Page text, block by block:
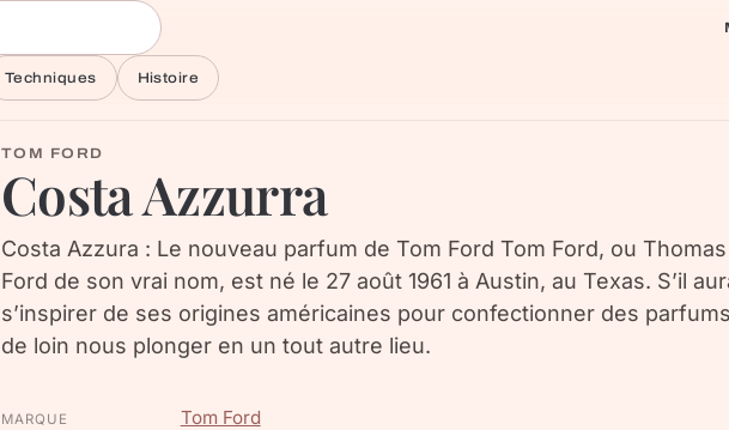
Techniques Histoire
TOM FORD
Costa Azzurra
Costa Azzura : Le nouveau parfum de Tom Ford Tom Ford, ou
Ford de son vrai nom, est né le 27 août 1961 à Austin, au Texas. S’il
s’inspirer de ses origines américaines pour confectionner des
de loin nous plonger en un tout autre lieu.
MARQUE Tom Ford